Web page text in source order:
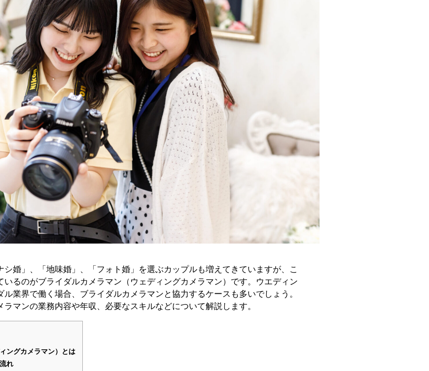
シ婚」、「地味婚」、「フォト婚」を選ぶカップルも増えてきていますが、こ
いるのがブライダルカメラマン（ウェディングカメラマン）です。ウエディン
業界で働く場合、ブライダルカメラマンと協力するケースも多いでしょう。
マンの業務内容や年収、必要なスキルなどについて解説します。
ングカメラマン）とは
れ